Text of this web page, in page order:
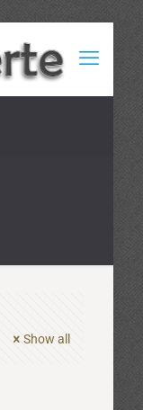
Show all